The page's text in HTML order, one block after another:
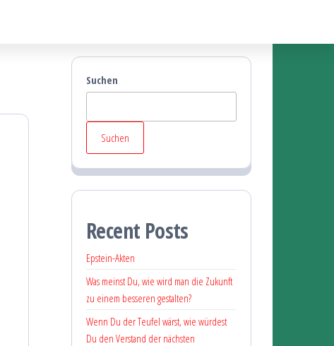
Suchen
Suchen
Recent Posts
Epstein-Akten
Was meinst Du, wie wird man die Zukunft
zu einem besseren gestalten?
Wenn Du der Teufel wärst, wie würdest
Du den Verstand der nächsten